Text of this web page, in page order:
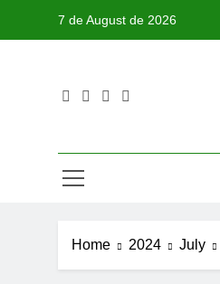
7 de August de 2026
Home 2024 July